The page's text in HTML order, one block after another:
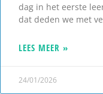
dag in het eerste
dat deden we met
LEES MEER »
24/01/2026